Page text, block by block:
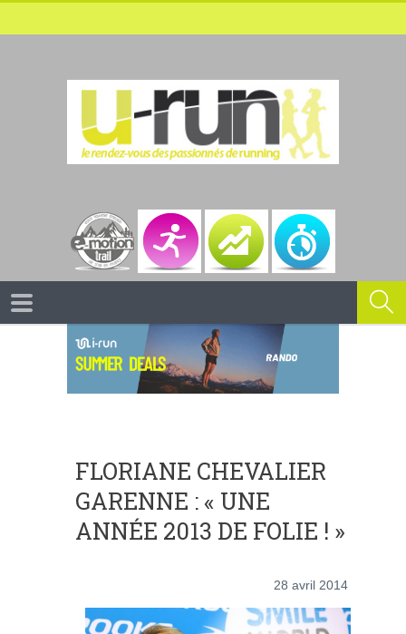
FLORIANE CHEVALIER
GARENNE : « UNE
ANNÉE 2013 DE FOLIE ! »
28 avril 2014